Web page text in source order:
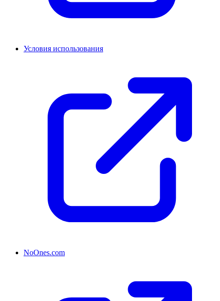
Условия использования
NoOnes.com